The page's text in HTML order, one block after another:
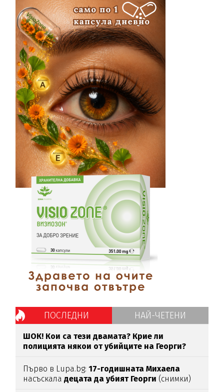
ПОСЛЕДНИ НАЙ-ЧЕТЕНИ
ШОК! Кои са тези двамата? Крие ли
полицията някои от убийците на Георги?
Първо в Lupa.bg:17-годишната Михаела
насъскаладецата да убият Георги (снимки)